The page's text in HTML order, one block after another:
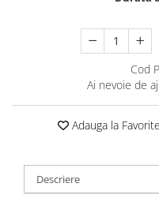
Lănțișoare cu Semilună
Lănțișoare cu Zodii
Lănțișoare cu Animale
Lănțișoare cu Molecule
Lănțișoare cu Pietre
Lănțișoare Argint Diverse
COLIERE CU PERLE
Coliere cu Perle Preciosa
COLIERE ȘNUR REGLABIL
Cod
Ai nevoie de
Adauga la Favorite
Descriere